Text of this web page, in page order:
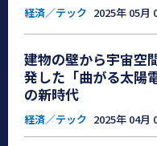
経済／テック 2025年 05月
建物の壁から宇宙空
発した「曲がる太陽
の新時代
経済／テック 2025年 04月